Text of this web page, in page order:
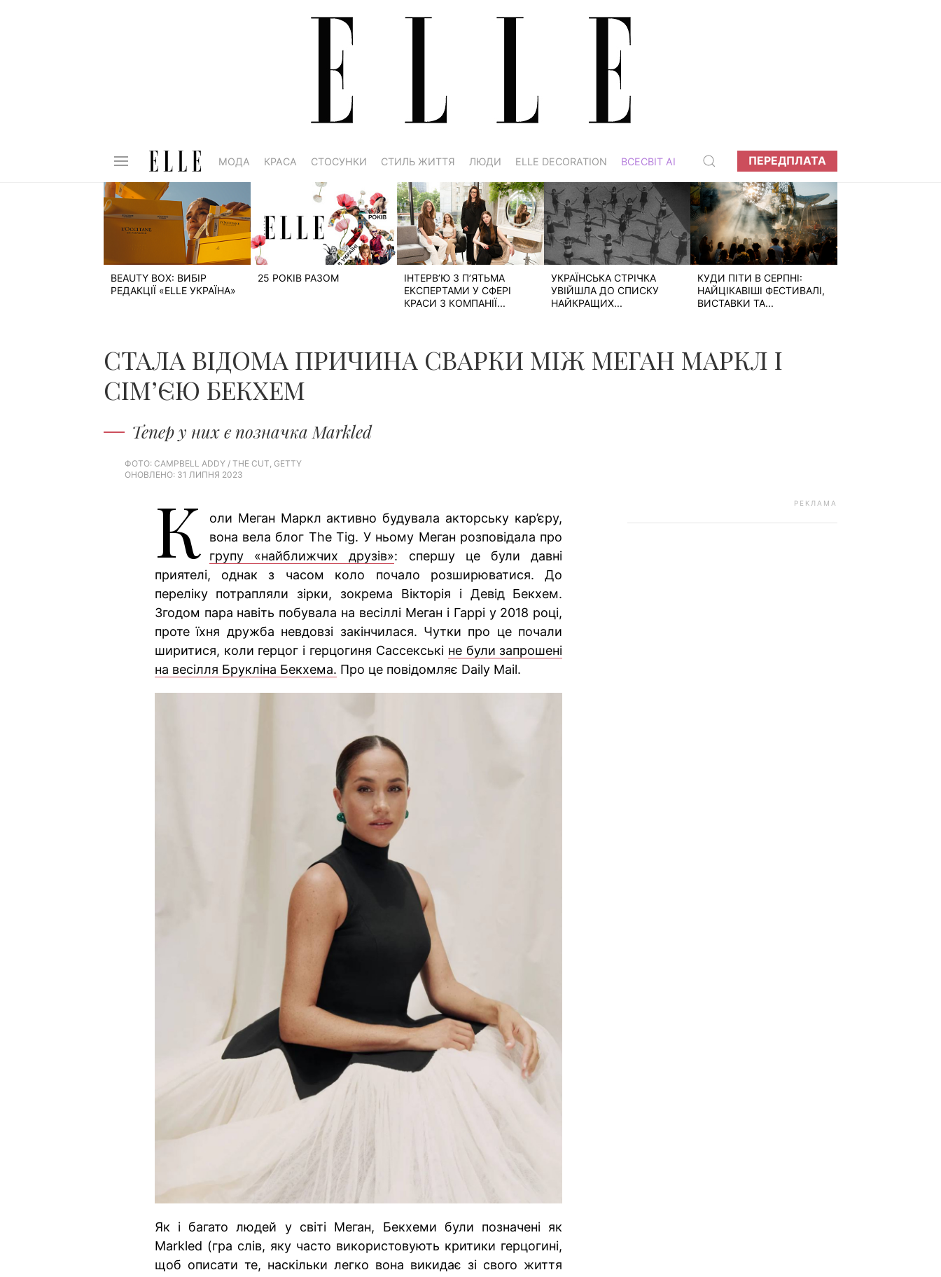
МОДА КРАСА СТОСУНКИ СТИЛЬ ЖИТТЯ ЛЮДИ ELLE DECORATION ВСЕСВІТ АІ ПЕРЕДПЛАТА
BEAUTY BOX: ВИБІР
РЕДАКЦІЇ «ELLE УКРАЇНА»
25 РОКІВ РАЗОМ
ІНТЕРВ’Ю З П’ЯТЬМА
ЕКСПЕРТАМИ У СФЕРІ
КРАСИ З КОМПАНІЇ...
УКРАЇНСЬКА СТРІЧКА
УВІЙШЛА ДО СПИСКУ
НАЙКРАЩИХ...
КУДИ ПІТИ В СЕРПНІ:
НАЙЦІКАВІШІ ФЕСТИВАЛІ,
ВИСТАВКИ ТА...
СТАЛА ВІДОМА ПРИЧИНА СВАРКИ МІЖ МЕГАН МАРКЛ І
СІМ’ЄЮ БЕКХЕМ
Тепер у них є позначка Markled
ФОТО: CAMPBELL ADDY / THE CUT, GETTY
ОНОВЛЕНО: 31 ЛИПНЯ 2023
К
оли Меган Маркл активно будувала акторську кар’єру,
вона вела блог The Tig. У ньому Меган розповідала про
групу «найближчих друзів»: спершу це були давні
приятелі, однак з часом коло почало розширюватися. До
переліку потрапляли зірки, зокрема Вікторія і Девід Бекхем.
Згодом пара навіть побувала на весіллі Меган і Гаррі у 2018 році,
проте їхня дружба невдовзі закінчилася. Чутки про це почали
ширитися, коли герцог і герцогиня Сассекські не були запрошені
на весілля Брукліна Бекхема. Про це повідомляє Daily Mail.
Як і багато людей у світі Меган, Бекхеми були позначені як
Markled (гра слів, яку часто використовують критики герцогині,
щоб описати те, наскільки легко вона викидає зі свого життя
РЕКЛАМА